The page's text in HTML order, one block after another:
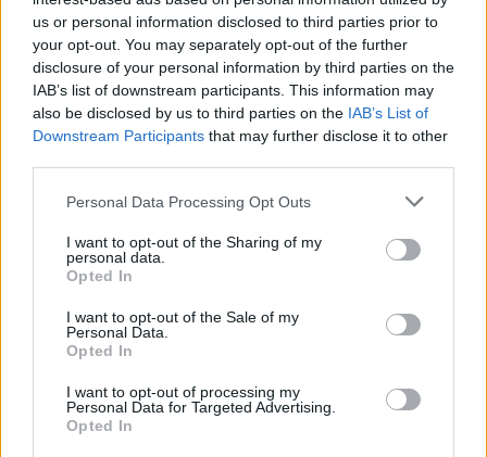
us or personal information disclosed to third parties prior to
your opt-out. You may separately opt-out of the further
disclosure of your personal information by third parties on the
IAB’s list of downstream participants. This information may
also be disclosed by us to third parties on the IAB’s List of
Downstream Participants that may further disclose it to other
Personal Data Processing Opt Outs
I want to opt-out of the Sharing of my
personal data.
Opted In
I want to opt-out of the Sale of my
Personal Data.
Opted In
I want to opt-out of processing my
Personal Data for Targeted Advertising.
Opted In
κερδοφορίας των τραπεζών το
α΄ εξάμηνο
Όμιλος ΔΕΗ: Νέα συμφωνία για χαρτοφυλάκιο έργων ΑΠΕ άνω των 2
GW σε Πολωνία και Ουγγαρία
Fourlis: Συμφωνία για την
πώληση συμμετοχής στο Sofia
εκατ. ευρώ
του Γρηγόρη Δημητριάδη - Ο
Γιάννης Αλαφούζος επιστρέφει
Media: Με ενίσχυση 8 εκατ. ευρώ σε 451 επιχειρήσεις ξεκίνησε το
πρόγραμμα στήριξης- Κάλυψη εισφορών ΕΔΟΕΑΠ